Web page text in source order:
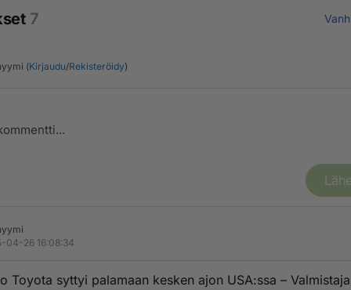
7
(Kirjaudu/Rekisteröidy)
04-26 16:08:34
Toyota syttyi palamaan kesken ajon USA:ssa –